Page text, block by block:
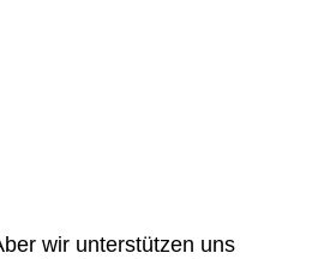
wir unterstützen uns